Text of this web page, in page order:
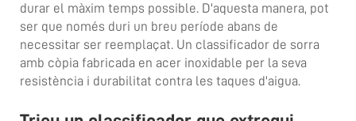
durar el màxim temps possible. D'aquesta manera, pot
ser que només duri un breu període abans de
necessitar ser reemplaçat. Un classificador de sorra
amb còpia fabricada en acer inoxidable per la seva
resistència i durabilitat contra les taques d'aigua.